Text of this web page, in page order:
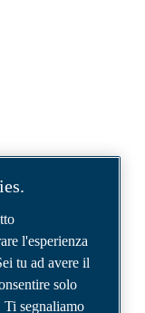
l'esperienza
tu ad avere il
solo
Ti segnaliamo